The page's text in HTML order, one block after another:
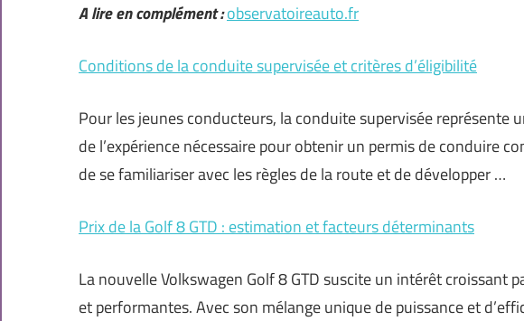
A lire en complément :observatoireauto.fr
Conditions de la conduite supervisée et critères d’éligibilité
Pour les jeunes conducteurs, la conduite supervisée représente
de l’expérience nécessaire pour obtenir un permis de conduire
de se familiariser avec les règles de la route et de développer …
Prix de la Golf 8 GTD : estimation et facteurs déterminants
La nouvelle Volkswagen Golf 8 GTD suscite un intérêt croissant
et performantes. Avec son mélange unique de puissance et